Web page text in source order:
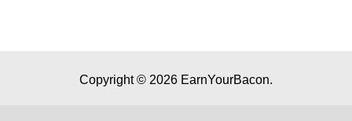
Copyright © 2026 EarnYourBacon.